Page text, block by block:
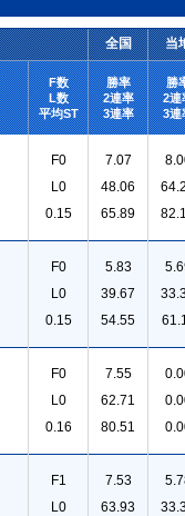
全国 当
F数
L数
平均ST
勝率
2連率
3連率
勝
2連
3連
F0
L0
0.15
7.07
48.06
65.89
F0
L0
0.15
5.83
39.67
54.55
F0
L0
0.16
7.55
62.71
80.51
F1
L0
7.53
63.93